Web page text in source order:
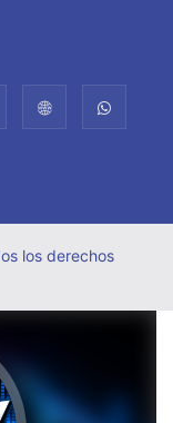
los derechos